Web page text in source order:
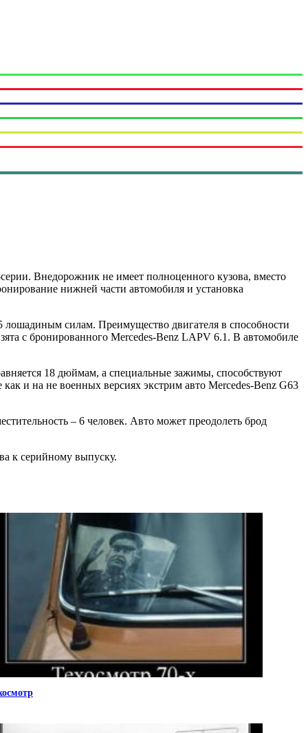
Внедорожник не имеет полноценного кузова, вместо
нижней части автомобиля и установка
лошадиным силам. Преимущество двигателя в способности
с бронированного Mercedes-Benz LAPV 6.1. В автомобиле
18 дюймам, а специальные зажимы, способствуют
и на не военных версиях экстрим авто Mercedes-Benz G63
– 6 человек. Авто может преодолеть брод
к серийному выпуску.